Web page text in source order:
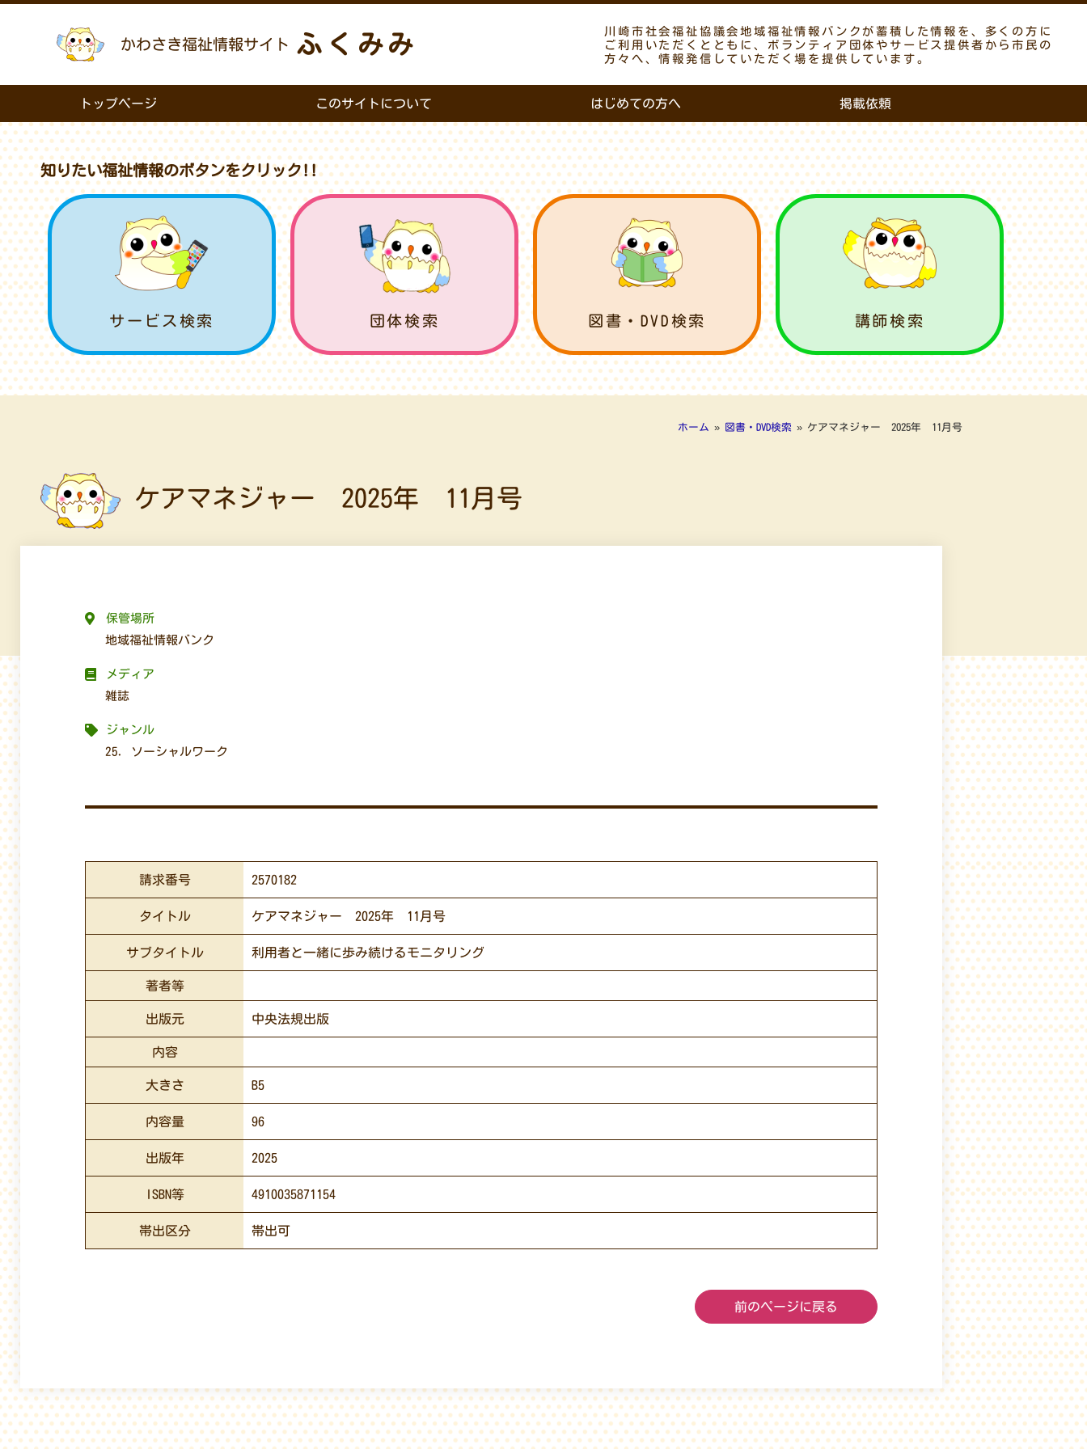
かわさき福祉情報サイト ふくみみ
川崎市社会福祉協議会地域福祉情報バンクが蓄積した情報を、多くの方に
ご利用いただくとともに、ボランティア団体やサービス提供者から市民の
方々へ、情報発信していただく場を提供しています。
トップページ このサイトについて はじめての方へ 掲載依頼
知りたい福祉情報のボタンをクリック!!
サービス検索 団体検索 図書・DVD検索 講師検索
ホーム » 図書・DVD検索 » ケアマネジャー 2025年 11月号
ケアマネジャー 2025年 11月号
保管場所
地域福祉情報バンク
メディア
雑誌
ジャンル
25. ソーシャルワーク
請求番号 2570182
タイトル ケアマネジャー 2025年 11月号
サブタイトル 利用者と一緒に歩み続けるモニタリング
著者等
出版元 中央法規出版
内容
大きさ B5
内容量 96
出版年 2025
ISBN等 4910035871154
帯出区分 帯出可
前のページに戻る